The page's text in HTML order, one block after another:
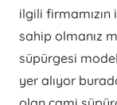
ilgili
sahip olmanız
süpürgesi
yer alıyor